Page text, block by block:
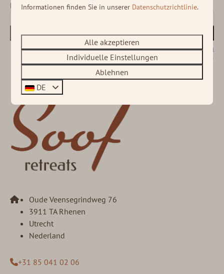
Deals zu erhalten!
Abonnieren
Gesichert durch reCaptcha,DatenschutzbestimmungenundServicebedingungen
gelten.
Oude Veensegrindweg 76
3911 TA Rhenen
Utrecht
Nederland
+31 85 041 02 06
Informationen finden Sie in unserer Datenschutzrichtlinie.
Alle akzeptieren
Individuelle Einstellungen
Ablehnen
DE